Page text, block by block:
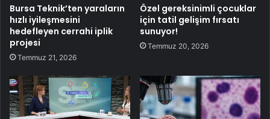
Bursa Teknik’ten yaraların
hızlı iyileşmesini
hedefleyen cerrahi iplik
projesi
Temmuz 21, 2026
Özel gereksinimli çocuklar
için tatil gelişim fırsatı
sunuyor!
Temmuz 20, 2026